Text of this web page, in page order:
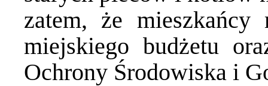
zatem, że
miejskiego budżetu
Ochrony Środowiska i